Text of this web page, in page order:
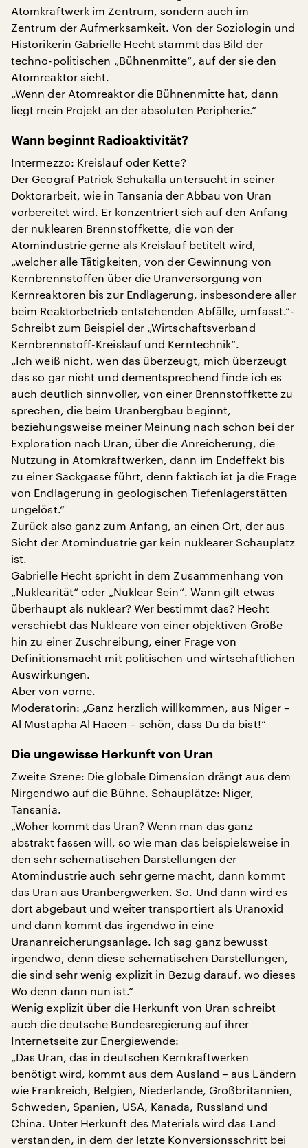
Atomkraftwerk im Zentrum, sondern auch im
Zentrum der Aufmerksamkeit. Von der Soziologin und
Historikerin Gabrielle Hecht stammt das Bild der
techno-politischen „Bühnenmitte“, auf der sie den
Atomreaktor sieht.
„Wenn der Atomreaktor die Bühnenmitte hat, dann
liegt mein Projekt an der absoluten Peripherie.“
Wann beginnt Radioaktivität?
Intermezzo: Kreislauf oder Kette?
Der Geograf Patrick Schukalla untersucht in seiner
Doktorarbeit, wie in Tansania der Abbau von Uran
vorbereitet wird. Er konzentriert sich auf den Anfang
der nuklearen Brennstoffkette, die von der
Atomindustrie gerne als Kreislauf betitelt wird,
„welcher alle Tätigkeiten, von der Gewinnung von
Kernbrennstoffen über die Uranversorgung von
Kernreaktoren bis zur Endlagerung, insbesondere aller
beim Reaktorbetrieb entstehenden Abfälle, umfasst.“-
Schreibt zum Beispiel der „Wirtschaftsverband
Kernbrennstoff-Kreislauf und Kerntechnik“.
„Ich weiß nicht, wen das überzeugt, mich überzeugt
das so gar nicht und dementsprechend finde ich es
auch deutlich sinnvoller, von einer Brennstoffkette zu
sprechen, die beim Uranbergbau beginnt,
beziehungsweise meiner Meinung nach schon bei der
Exploration nach Uran, über die Anreicherung, die
Nutzung in Atomkraftwerken, dann im Endeffekt bis
zu einer Sackgasse führt, denn faktisch ist ja die Frage
von Endlagerung in geologischen Tiefenlagerstätten
ungelöst.“
Zurück also ganz zum Anfang, an einen Ort, der aus
Sicht der Atomindustrie gar kein nuklearer Schauplatz
ist.
Gabrielle Hecht spricht in dem Zusammenhang von
„Nuklearität“ oder „Nuklear Sein“. Wann gilt etwas
überhaupt als nuklear? Wer bestimmt das? Hecht
verschiebt das Nukleare von einer objektiven Größe
hin zu einer Zuschreibung, einer Frage von
Definitionsmacht mit politischen und wirtschaftlichen
Auswirkungen.
Aber von vorne.
Moderatorin: „Ganz herzlich willkommen, aus Niger –
Al Mustapha Al Hacen – schön, dass Du da bist!“
Die ungewisse Herkunft von Uran
Zweite Szene: Die globale Dimension drängt aus dem
Nirgendwo auf die Bühne. Schauplätze: Niger,
Tansania.
„Woher kommt das Uran? Wenn man das ganz
abstrakt fassen will, so wie man das beispielsweise in
den sehr schematischen Darstellungen der
Atomindustrie auch sehr gerne macht, dann kommt
das Uran aus Uranbergwerken. So. Und dann wird es
dort abgebaut und weiter transportiert als Uranoxid
und dann kommt das irgendwo in eine
Urananreicherungsanlage. Ich sag ganz bewusst
irgendwo, denn diese schematischen Darstellungen,
die sind sehr wenig explizit in Bezug darauf, wo dieses
Wo denn dann nun ist.“
Wenig explizit über die Herkunft von Uran schreibt
auch die deutsche Bundesregierung auf ihrer
Internetseite zur Energiewende:
„Das Uran, das in deutschen Kernkraftwerken
benötigt wird, kommt aus dem Ausland – aus Ländern
wie Frankreich, Belgien, Niederlande, Großbritannien,
Schweden, Spanien, USA, Kanada, Russland und
China. Unter Herkunft des Materials wird das Land
verstanden, in dem der letzte Konversionsschritt bei